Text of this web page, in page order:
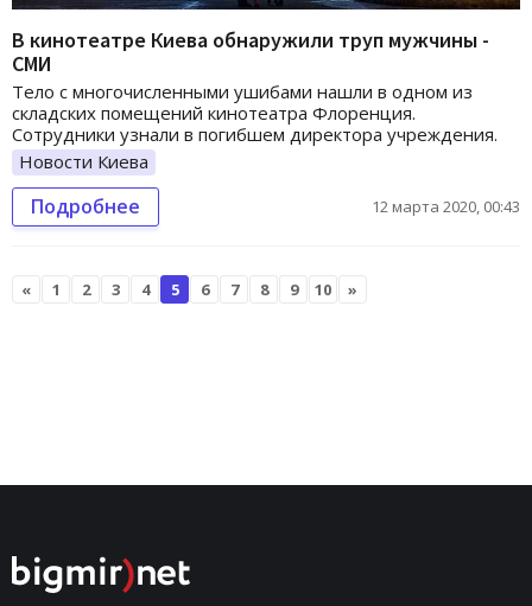
В кинотеатре Киева обнаружили труп мужчины -
СМИ
Тело с многочисленными ушибами нашли в одном из
складских помещений кинотеатра Флоренция.
Сотрудники узнали в погибшем директора учреждения.
Новости Киева
Подробнее 12 марта 2020, 00:43
« 1 2 3 4 5 6 7 8 9 10 »